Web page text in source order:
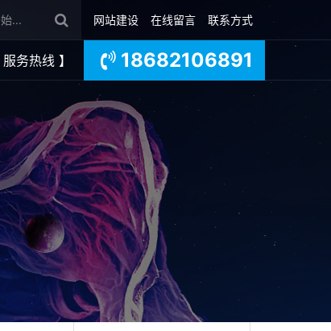
网站建设 在线留言 联系方式
服务热线 】 18682106891